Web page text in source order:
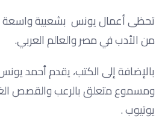
تحظى أعمال يونس بشعبية واسعة
من الأدب في مصر والعالم العربي.
بالإضافة إلى الكتب، يقدم أحمد
ومسموع متعلق بالرعب والقصص
يوتيوب .